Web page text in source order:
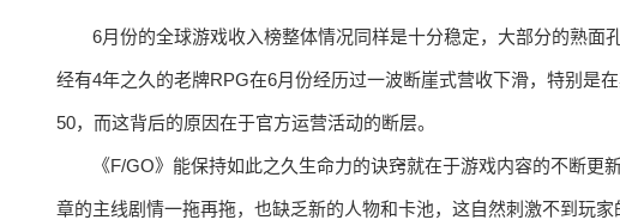
6月份的全球游戏收入榜整体情况同样是十分稳定，大部分的熟
经有4年之久的老牌RPG在6月份经历过一波断崖式营收下滑，特别是
50，而这背后的原因在于官方运营活动的断层。
《F/GO》能保持如此之久生命力的诀窍就在于游戏内容的不断
章的主线剧情一拖再拖，也缺乏新的人物和卡池，这自然刺激不到玩